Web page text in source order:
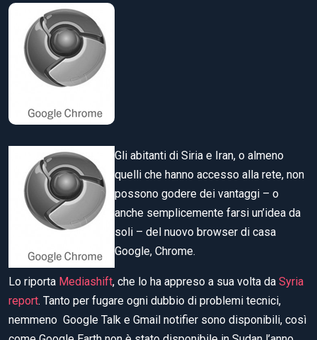
Gli abitanti di Siria e Iran, o almeno
quelli che hanno accesso alla rete, non
possono godere dei vantaggi – o
anche semplicemente farsi un’idea da
soli – del nuovo browser di casa
Google, Chrome.
Lo riporta Mediashift, che lo ha appreso a sua volta da Syria
report. Tanto per fugare ogni dubbio di problemi tecnici,
nemmeno Google Talk e Gmail notifier sono disponibili, così